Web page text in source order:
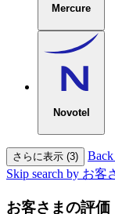
Mercure
Novotel
さらに表示 (3)
Skip search by お客
お客さまの評価